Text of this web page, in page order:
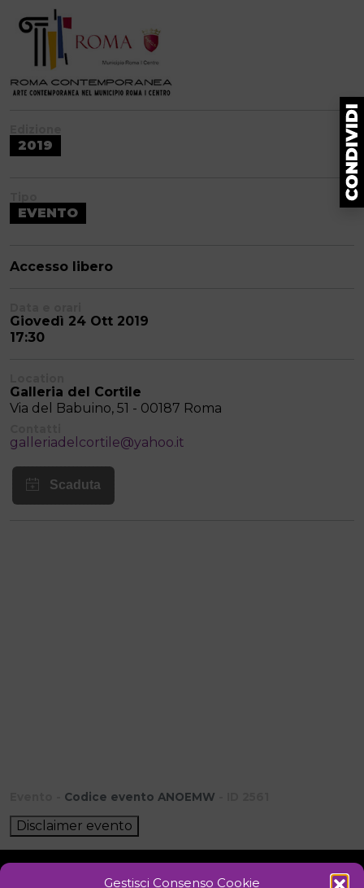
Gestisci Consenso Cookie
2019
EVENTO
Accesso libero
Giovedì 24 Ott 2019
17:30
Galleria del Cortile
Via del Babuino, 51 - 00187 Roma
galleriadelcortile@yahoo.it
Codice evento ANOEMW
Disclaimer evento